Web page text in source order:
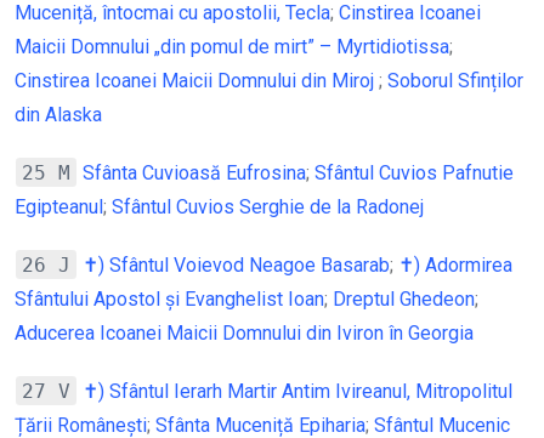
Muceniță, întocmai cu apostolii, Tecla; Cinstirea Icoanei
Maicii Domnului „din pomul de mirt” – Myrtidiotissa;
Cinstirea Icoanei Maicii Domnului din Miroj ; Soborul Sfinților
din Alaska
25 M Sfânta Cuvioasă Eufrosina; Sfântul Cuvios Pafnutie
Egipteanul; Sfântul Cuvios Serghie de la Radonej
26 J ✝) Sfântul Voievod Neagoe Basarab; ✝) Adormirea
Sfântului Apostol și Evanghelist Ioan; Dreptul Ghedeon;
Aducerea Icoanei Maicii Domnului din Iviron în Georgia
27 V
✝) Sfântul Ierarh Martir Antim Ivireanul, Mitropolitul
Țării Românești; Sfânta Muceniță Epiharia; Sfântul Mucenic